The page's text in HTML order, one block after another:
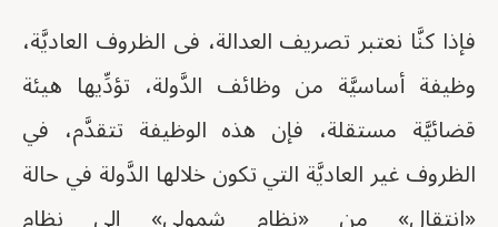
فإذا كنَّا نعتبر تصريف العدالة، فى الظروف العاديَّة،
وظيفة أساسيَّة من وظائف الدَّولة، تؤدِّيها هيئة
قضائيَّة مستقلة، فإن هذه الوظيفة تتقدَّم، في
الظروف غير العاديَّة التي تكون خلالها الدَّولة في حالة